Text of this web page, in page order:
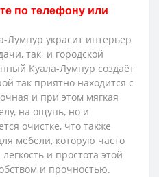
по телефону или
Лумпур украсит интерьер
так и городской
Куала-Лумпур создаёт
так приятно находится с
и при этом мягкая
на ощупь, но и
очистке, что также
мебели, которую часто
и простота этой
и прочностью.